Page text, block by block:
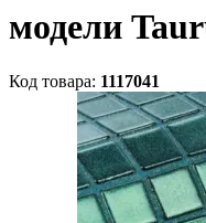
модели
Код товара: 1117041